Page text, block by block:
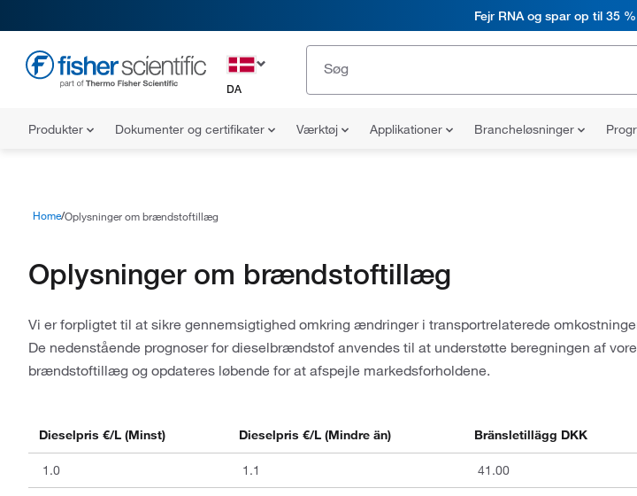
Fejr RNA og spar op til 35 %
DA
Produkter Dokumenter og certifikater Værktøj Applikationer Brancheløsninger
Home Oplysninger om brændstoftillæg
Oplysninger om brændstoftillæg
Vi er forpligtet til at sikre gennemsigtighed omkring ændringer i transportrelaterede
De nedenstående prognoser for dieselbrændstof anvendes til at understøtte beregningen af
brændstoftillæg og opdateres løbende for at afspejle markedsforholdene.
Dieselpris €/L (Minst) Dieselpris €/L (Mindre än) Bränsletillägg DKK
1.0 1.1 41.00